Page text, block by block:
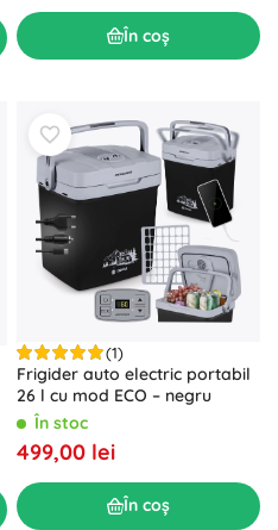
În coș
(1)
Frigider auto electric portabil
26 l cu mod ECO – negru
În stoc
499,00 lei
În coș